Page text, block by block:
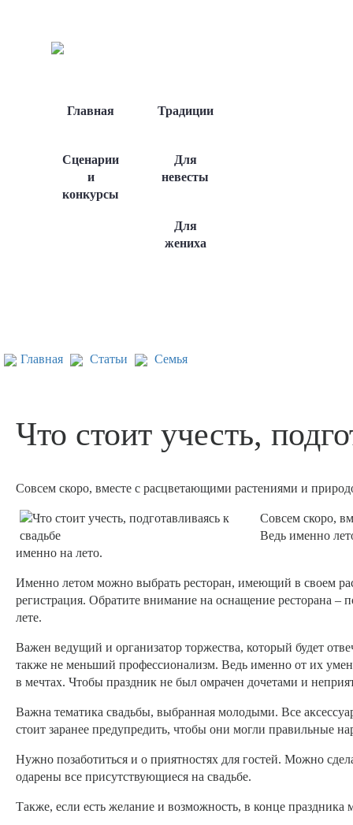
Главная Традиции
Сценарии
и
конкурсы
Для
невесты
Для
жениха
Главная Статьи Семья
Что стоит учесть,
Совсем скоро, вместе с расцветающими растениями и
Совсем скоро,
Ведь именно
именно на лето.
Именно летом можно выбрать ресторан, имеющий в своем
регистрация. Обратите внимание на оснащение ресторана –
лете.
Важен ведущий и организатор торжества, который будет
также не меньший профессионализм. Ведь именно от их
в мечтах. Чтобы праздник не был омрачен дочетами и
Важна тематика свадьбы, выбранная молодыми. Все
стоит заранее предупредить, чтобы они могли правильные
Нужно позаботиться и о приятностях для гостей. Можно
одарены все присутствующиеся на свадьбе.
Также, если есть желание и возможность, в конце